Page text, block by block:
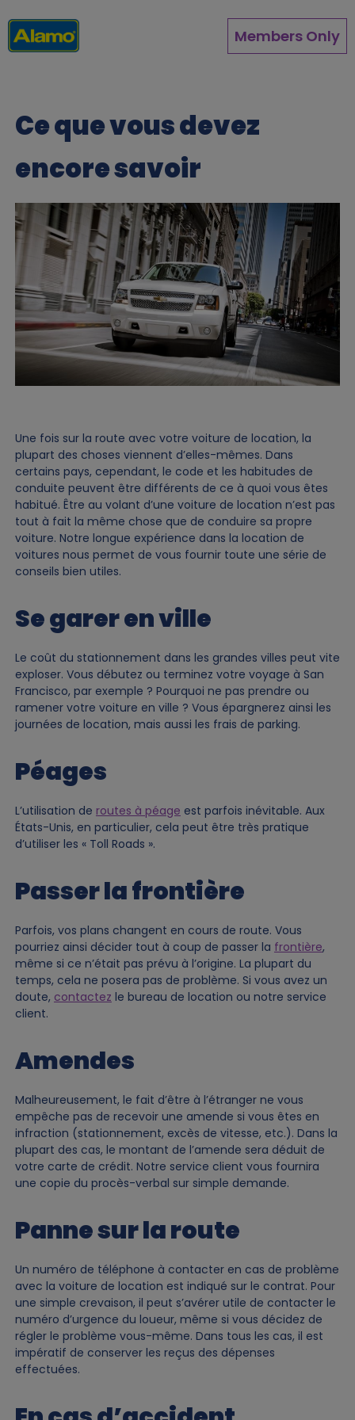
au
contenu
Members Only
Ce que vous devez
encore savoir
Une fois sur la route avec votre voiture de location, la
plupart des choses viennent d’elles-mêmes. Dans
certains pays, cependant, le code et les habitudes de
conduite peuvent être différents de ce à quoi vous êtes
habitué. Être au volant d’une voiture de location n’est pas
tout à fait la même chose que de conduire sa propre
voiture. Notre longue expérience dans la location de
voitures nous permet de vous fournir toute une série de
conseils bien utiles.
Se garer en ville
Le coût du stationnement dans les grandes villes peut vite
exploser. Vous débutez ou terminez votre voyage à San
Francisco, par exemple ? Pourquoi ne pas prendre ou
ramener votre voiture en ville ? Vous épargnerez ainsi les
journées de location, mais aussi les frais de parking.
Péages
L’utilisation de routes à péage est parfois inévitable. Aux
États-Unis, en particulier, cela peut être très pratique
d’utiliser les « Toll Roads ».
Passer la frontière
Parfois, vos plans changent en cours de route. Vous
pourriez ainsi décider tout à coup de passer la frontière,
même si ce n’était pas prévu à l’origine. La plupart du
temps, cela ne posera pas de problème. Si vous avez un
doute, contactez le bureau de location ou notre service
client.
Amendes
Malheureusement, le fait d’être à l’étranger ne vous
empêche pas de recevoir une amende si vous êtes en
infraction (stationnement, excès de vitesse, etc.). Dans la
plupart des cas, le montant de l’amende sera déduit de
votre carte de crédit. Notre service client vous fournira
une copie du procès-verbal sur simple demande.
Panne sur la route
Un numéro de téléphone à contacter en cas de problème
avec la voiture de location est indiqué sur le contrat. Pour
une simple crevaison, il peut s’avérer utile de contacter le
numéro d’urgence du loueur, même si vous décidez de
régler le problème vous-même. Dans tous les cas, il est
impératif de conserver les reçus des dépenses
effectuées.